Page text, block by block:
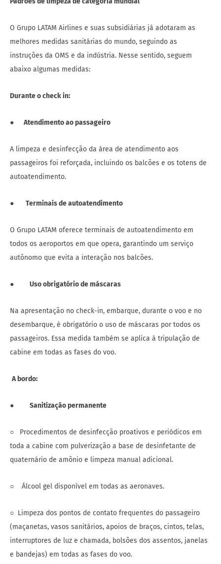
O Grupo LATAM Airlines e suas subsidiárias já adotaram as
melhores medidas sanitárias do mundo, seguindo as
instruções da OMS e da indústria. Nesse sentido, seguem
abaixo algumas medidas:
Durante o check in:
● Atendimento ao passageiro
A limpeza e desinfecção da área de atendimento aos
passageiros foi reforçada, incluindo os balcões e os totens de
autoatendimento.
● Terminais de autoatendimento
O Grupo LATAM oferece terminais de autoatendimento em
todos os aeroportos em que opera, garantindo um serviço
autônomo que evita a interação nos balcões.
● Uso obrigatório de máscaras
Na apresentação no check-in, embarque, durante o voo e no
desembarque, é obrigatório o uso de máscaras por todos os
passageiros. Essa medida também se aplica à tripulação de
cabine em todas as fases do voo.
A bordo:
● Sanitização permanente
○ Procedimentos de desinfecção proativos e periódicos em
toda a cabine com pulverização a base de desinfetante de
quaternário de amônio e limpeza manual adicional.
○ Álcool gel disponível em todas as aeronaves.
○ Limpeza dos pontos de contato frequentes do passageiro
(maçanetas, vasos sanitários, apoios de braços, cintos, telas,
interruptores de luz e chamada, bolsões dos assentos, janelas
e bandejas) em todas as fases do voo.